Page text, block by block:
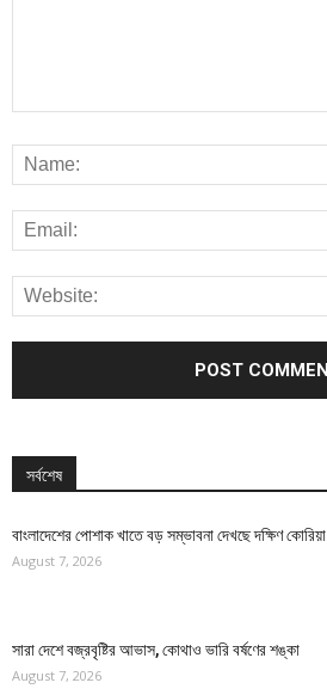
সর্বশেষ
বাংলাদেশের পোশাক খাতে বড় সম্ভাবনা দেখছে দক্ষিণ কোরিয়া
August 7, 2026
সারা দেশে বজ্রবৃষ্টির আভাস, কোথাও ভারি বর্ষণের শঙ্কা
August 7, 2026